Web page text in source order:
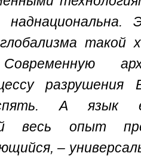
такой
Современную
разрушения
А язык
весь опыт
–